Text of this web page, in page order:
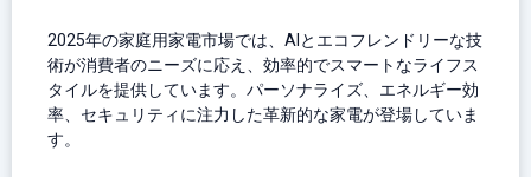
2025年の家庭用家電市場では、AIとエコフレンドリーな技
術が消費者のニーズに応え、効率的でスマートなライフス
タイルを提供しています。パーソナライズ、エネルギー効
率、セキュリティに注力した革新的な家電が登場していま
す。